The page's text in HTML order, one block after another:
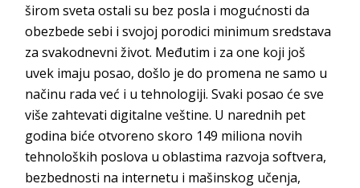
širom sveta ostali su bez posla i mogućnosti da
obezbede sebi i svojoj porodici minimum sredstava
za svakodnevni život. Međutim i za one koji još
uvek imaju posao, došlo je do promena ne samo u
načinu rada već i u tehnologiji. Svaki posao će sve
više zahtevati digitalne veštine. U narednih pet
godina biće otvoreno skoro 149 miliona novih
tehnoloških poslova u oblastima razvoja softvera,
bezbednosti na internetu i mašinskog učenja,